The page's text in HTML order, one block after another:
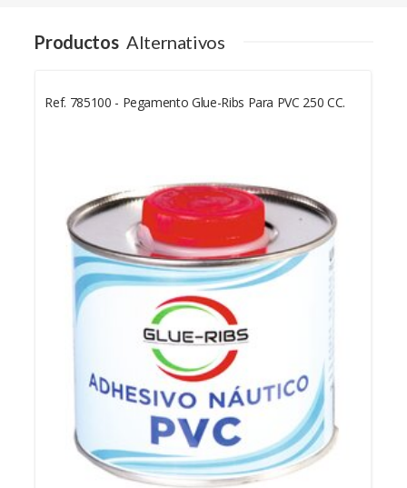
Productos Alternativos
Ref. 785100 - Pegamento Glue-Ribs Para PVC 250 CC.